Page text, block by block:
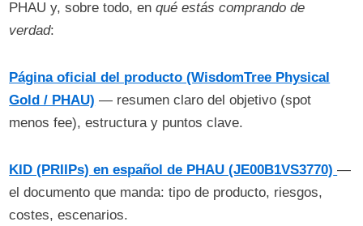
PHAU y, sobre todo, enqué estás comprando de
verdad:
Página oficial del producto (WisdomTree Physical
Gold / PHAU) — resumen claro del objetivo (spot
menos fee), estructura y puntos clave.
KID (PRIIPs) en español de PHAU (JE00B1VS3770) —
el documento que manda: tipo de producto, riesgos,
costes, escenarios.